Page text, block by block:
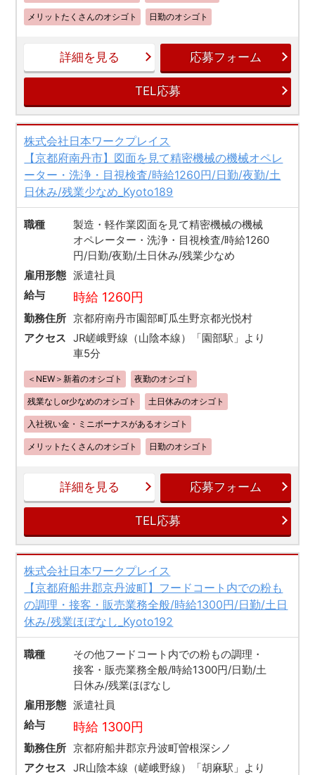
メリットたくさんのオシゴト 日勤のオシゴト
詳細を見る 応募フォーム
TEL応募
株式会社日本ワークプレイス
【京都府南丹市】図面を見て精密機械の機械オペレ
ーター・洗浄・目視検査/時給1260円/日勤/夜勤/土
日休み/残業少なめ_Kyoto189
職種
製造・軽作業図面を見て精密機械の機械
オペレーター・洗浄・目視検査/時給1260
円/日勤/夜勤/土日休み/残業少なめ
雇用形態 派遣社員
給与
時給 1260円
勤務住所 京都府南丹市園部町瓜生野京都光悦村
アクセス
JR嵯峨野線（山陰本線）「園部駅」より
車5分
＜NEW＞新着のオシゴト 夜勤のオシゴト
残業なしor少なめのオシゴト 土日休みのオシゴト
入社祝い金・ミニボーナスがあるオシゴト
メリットたくさんのオシゴト 日勤のオシゴト
詳細を見る 応募フォーム
TEL応募
株式会社日本ワークプレイス
【京都府船井郡京丹波町】フードコート内での粉も
の調理・接客・販売業務全般/時給1300円/日勤/土日
休み/残業ほぼなし_Kyoto192
職種
その他フードコート内での粉もの調理・
接客・販売業務全般/時給1300円/日勤/土
日休み/残業ほぼなし
雇用形態 派遣社員
給与
時給 1300円
勤務住所 京都府船井郡京丹波町曽根深シノ
アクセス
JR山陰本線（嵯峨野線）「胡麻駅」より